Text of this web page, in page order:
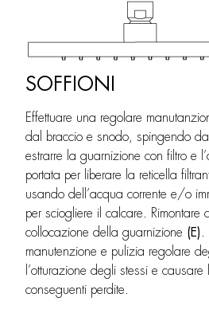
SOFFIONI
Effettuare una regolare
dal braccio e snodo, spingendo
estrarre la guarnizione con filtro e
portata per liberare la reticella
usando dell’acqua corrente e/o
per sciogliere il calcare. Rimontare
collocazione della guarnizione (E)
manutenzione e pulizia regolare
l’otturazione degli stessi e
conseguenti perdite.